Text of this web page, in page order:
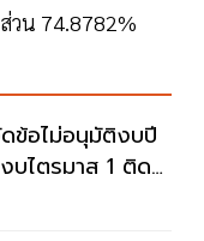
วน 74.8782%
ข้อไม่อนุมัติงบปี
บไตรมาส 1 ติด